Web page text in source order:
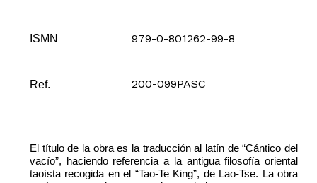
ISMN 979-0-801262-99-8
Ref. 200-099PASC
El título de la obra es la traducción al latín de “Cántico del
vacío”, haciendo referencia a la antigua filosofía oriental
taoísta recogida en el “Tao-Te King”, de Lao-Tse. La obra